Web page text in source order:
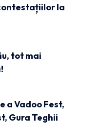
la
tot mai
a Vadoo Fest,
Gura Teghii